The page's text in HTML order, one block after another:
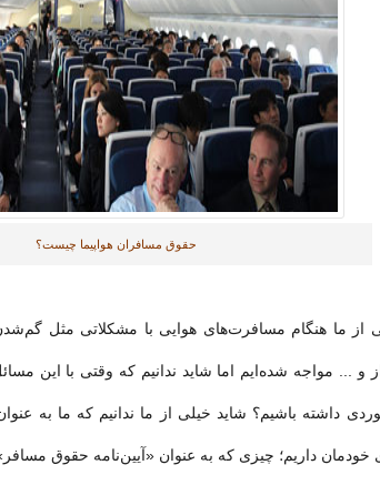
حقوق مسافران هواپیما چیست؟
از ما هنگام مسافرت‌های هوایی با مشکلاتی مثل
و ... مواجه شده‌ایم اما شاید ندانیم که وقتی با این
داشته باشیم؟ شاید خیلی از ما ندانیم که ما به
خودمان داریم؛ چیزی که به عنوان «آیین‌نامه حقوق